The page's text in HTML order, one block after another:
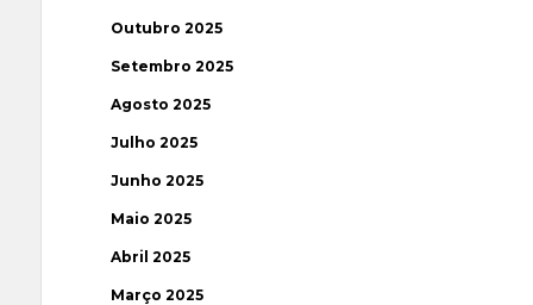
Outubro 2025
Setembro 2025
Agosto 2025
Julho 2025
Junho 2025
Maio 2025
Abril 2025
Março 2025